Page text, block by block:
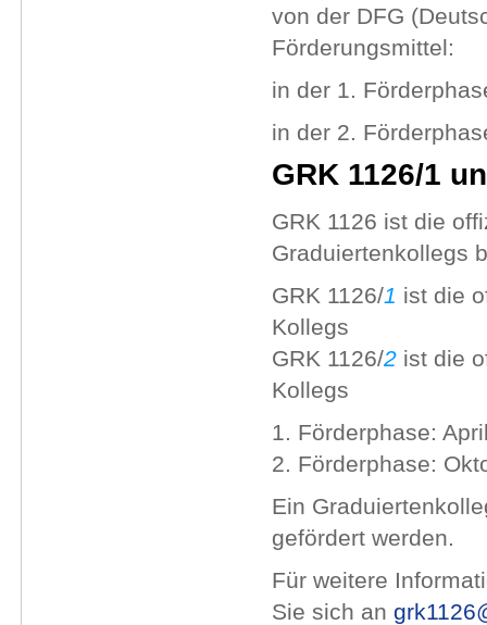
von der DFG
Förderungsmittel:
in der 1.
in der 2.
GRK 1126/1
GRK 1126 ist die
Graduiertenkollegs
GRK 1126/1 ist die
Kollegs
GRK 1126/2ist die
Kollegs
1. Förderphase:
2. Förderphase:
Ein
gefördert werden.
Für weitere
Sie sich an